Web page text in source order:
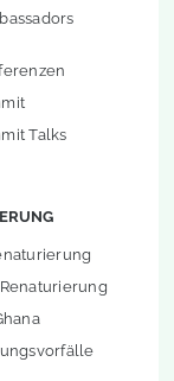
Talks